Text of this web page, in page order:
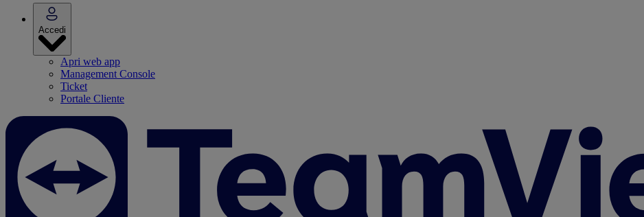
Accedi
Apri web app
Management Console
Ticket
Portale Cliente